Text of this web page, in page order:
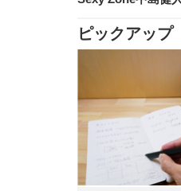
ピックアップ